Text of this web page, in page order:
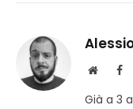
S
t
F
c
Già a 3